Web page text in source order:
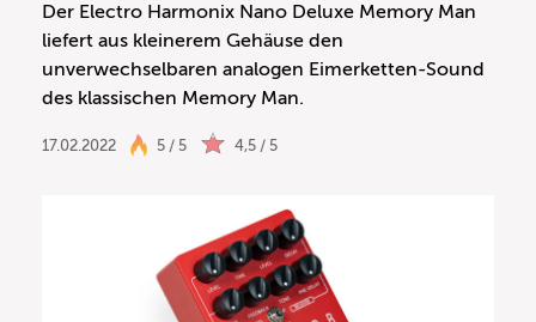
Der Electro Harmonix Nano Deluxe Memory Man
liefert aus kleinerem Gehäuse den
unverwechselbaren analogen Eimerketten-Sound
des klassischen Memory Man.
17.02.2022 5 / 5 4,5 / 5